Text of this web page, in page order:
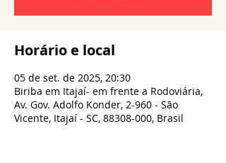
Horário e local
05 de set. de 2025, 20:30
Biriba em Itajaí- em frente a Rodoviária,
Av. Gov. Adolfo Konder, 2-960 - São
Vicente, Itajaí - SC, 88308-000, Brasil